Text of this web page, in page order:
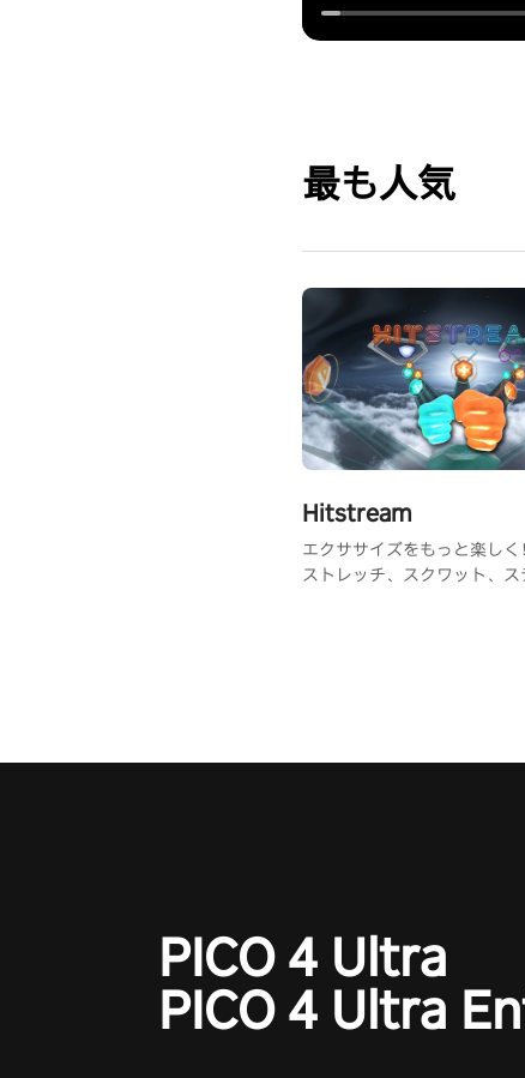
最も人気
Hitstream
エクササイズをもっと楽しく
ストレッチ、スクワット、ス
PICO 4 Ultra
PICO 4 Ultra